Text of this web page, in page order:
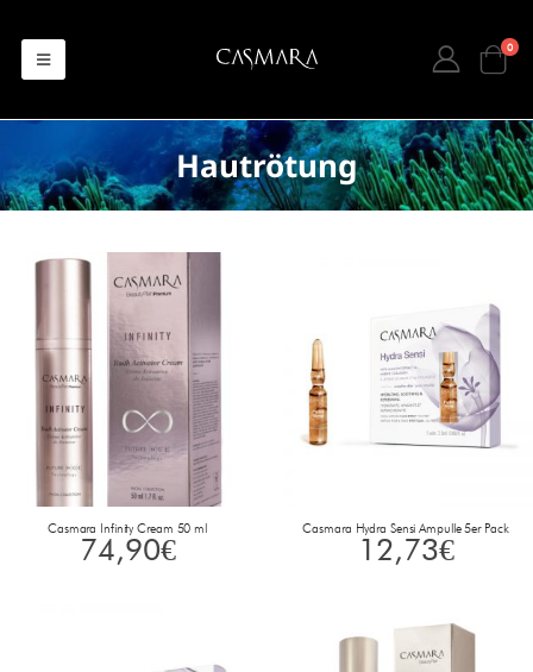
0
Hautrötung
Casmara Infinity Cream 50 ml
74,90€
Casmara Hydra Sensi Ampulle 5er Pack
12,73€